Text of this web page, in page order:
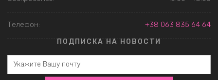
Телефон: +38 063 835 64 64
ПОДПИСКА НА НОВОСТИ